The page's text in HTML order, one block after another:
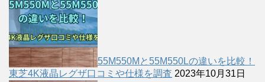
55M550Mと55M550Lの違いを比較！
東芝4K液晶レグザ口コミや仕様を調査 2023年10月31日